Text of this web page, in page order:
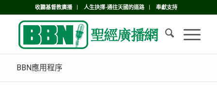
收聽基督教廣播 人生抉擇-通往天國的道路 奉獻支持
BBN應用程序